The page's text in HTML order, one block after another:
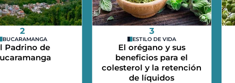
2
BUCARAMANGA
Padrino de
3
ESTILO DE VIDA
El orégano y sus
beneficios para el
colesterol y la retención
de líquidos